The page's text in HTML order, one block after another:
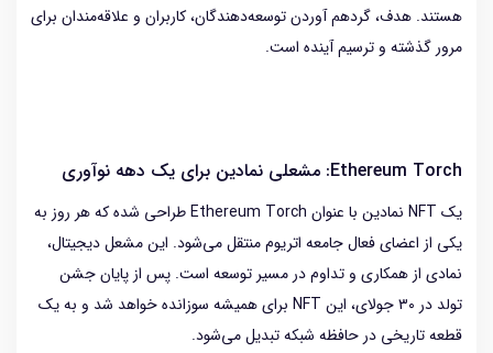
هستند. هدف، گردهم آوردن توسعه‌دهندگان، کاربران و علاقه‌مندان برای
مرور گذشته و ترسیم آینده است.
Ethereum Torch: مشعلی نمادین برای یک دهه نوآوری
یک NFT نمادین با عنوان Ethereum Torch طراحی شده که هر روز به
یکی از اعضای فعال جامعه اتریوم منتقل می‌شود. این مشعل دیجیتال،
نمادی از همکاری و تداوم در مسیر توسعه است. پس از پایان جشن
تولد در ۳۰ جولای، این NFT برای همیشه سوزانده خواهد شد و به یک
قطعه تاریخی در حافظه شبکه تبدیل می‌شود.